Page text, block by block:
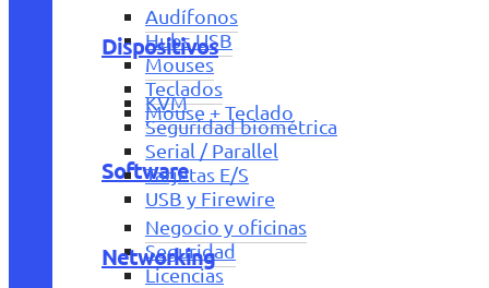
Audífonos
Hubs USB
Mouses
Teclados
Mouse + Teclado
Software
Negocio y oficinas
Seguridad
Licencias
Dispositivos
KVM
Seguridad biométrica
Serial / Parallel
Tarjetas E/S
USB y Firewire
Networking